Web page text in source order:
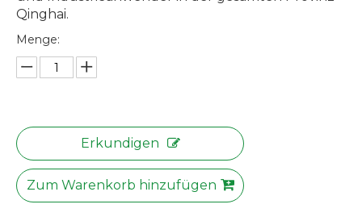
Qinghai.
Menge:
Erkundigen
Zum Warenkorb hinzufügen